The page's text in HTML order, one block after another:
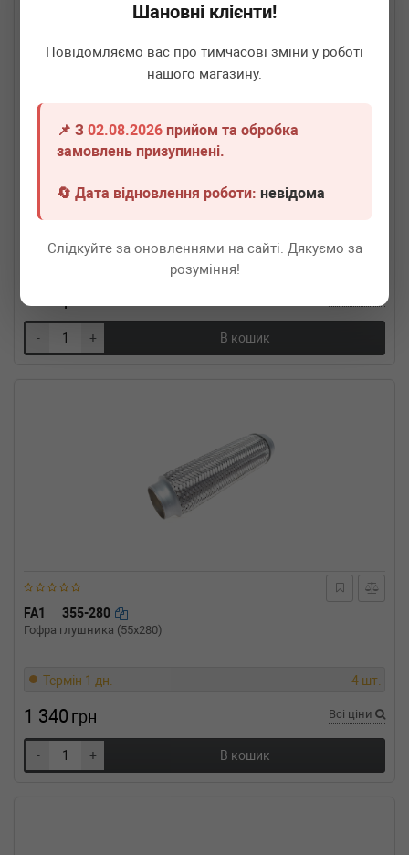
Шановні клієнти!
Повідомляємо вас про тимчасові зміни у роботі
нашого магазину.
📌 З02.08.2026 прийом та обробка
замовлень призупинені.
🔄 Дата відновлення роботи:невідома
Слідкуйте за оновленнями на сайті. Дякуємо за
розуміння!
340-100
Гофра глушника (40x100)
620
- + В кошик
FA1 355-280
Гофра глушника (55x280)
Термін 1 дн. 4 шт.
1 340 грн Всі ціни
- + В кошик